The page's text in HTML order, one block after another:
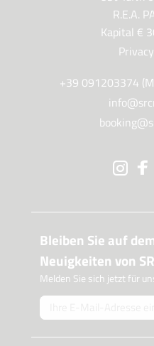
R.E.A.
Kapital €
Privacy
+39 091203374
Bleiben Sie auf
Neuigkeiten von
Melden Sie sich jetzt für